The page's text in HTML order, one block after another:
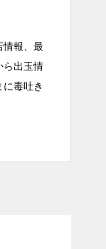
情報、最
ら出玉情
毒吐き